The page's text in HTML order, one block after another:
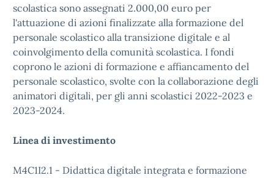
scolastica sono assegnati 2.000,00 euro per
l'attuazione di azioni finalizzate alla formazione del
personale scolastico alla transizione digitale e al
coinvolgimento della comunità scolastica. I fondi
coprono le azioni di formazione e affiancamento del
personale scolastico, svolte con la collaborazione degli
animatori digitali, per gli anni scolastici 2022-2023 e
2023-2024.
Linea di investimento
M4C1I2.1 - Didattica digitale integrata e formazione